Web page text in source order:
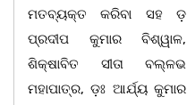
ମତବ୍ୟକ୍ତ କରିବା ସହ ଡ଼
ପ୍ରଦୀପ କୁମାର ବିଶ୍ୱାଳ,
ଶିକ୍ଷାବିତ ସୀତା ବଲ୍ଳଭ
ମହାପାତ୍ର, ଡ଼ଃ ଆର୍ଯ୍ୟ କୁମାର